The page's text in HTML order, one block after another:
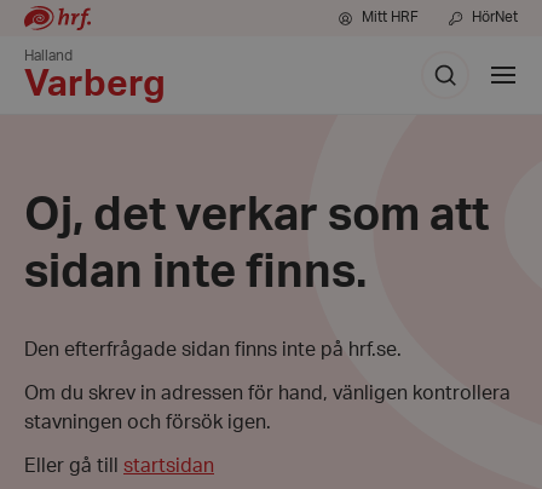
Mitt HRF HörNet
Halland
Varberg
Sök
Visa
meny
Oj, det verkar som att
sidan inte finns.
Den efterfrågade sidan finns inte på hrf.se.
Om du skrev in adressen för hand, vänligen kontrollera
stavningen och försök igen.
Eller gå till startsidan